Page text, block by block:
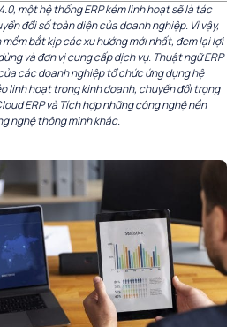
một hệ thống ERP kém linh hoạt sẽ là tác
đổi số toàn diện của doanh nghiệp. Vì vậy,
bắt kịp các xu hướng mới nhất, đem lại lợi
và đơn vị cung cấp dịch vụ. Thuật ngữ ERP
các doanh nghiệp tổ chức ứng dụng hệ
linh hoạt trong kinh doanh, chuyển đổi trọng
ERP và Tích hợp những công nghệ nền
nghệ thông minh khác.